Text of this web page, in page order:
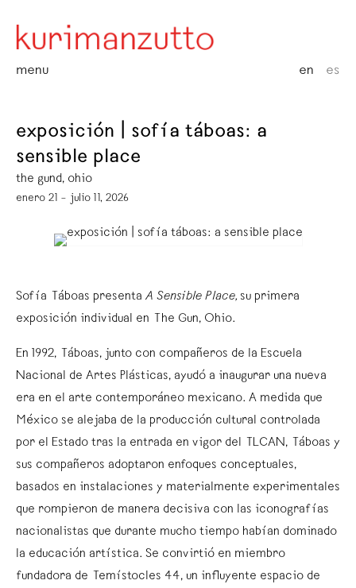
menu en es
exposición | sofía táboas: a
sensible place
the gund, ohio
enero 21 – julio 11, 2026
Sofía Táboas presenta A Sensible Place, su primera
exposición individual en The Gun, Ohio.
En 1992, Táboas, junto con compañeros de la Escuela
Nacional de Artes Plásticas, ayudó a inaugurar una nueva
era en el arte contemporáneo mexicano. A medida que
México se alejaba de la producción cultural controlada
por el Estado tras la entrada en vigor del TLCAN, Táboas y
sus compañeros adoptaron enfoques conceptuales,
basados en instalaciones y materialmente experimentales
que rompieron de manera decisiva con las iconografías
nacionalistas que durante mucho tiempo habían dominado
la educación artística. Se convirtió en miembro
fundadora de Temístocles 44, un influyente espacio de